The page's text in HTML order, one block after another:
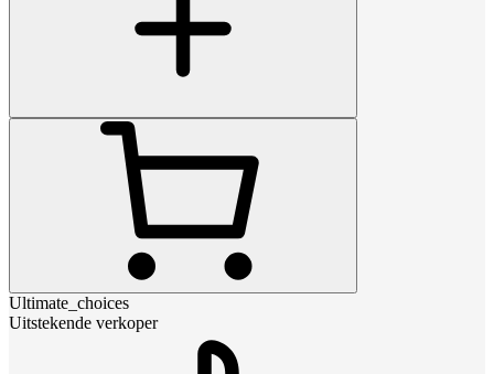
Ultimate_choices
Uitstekende verkoper